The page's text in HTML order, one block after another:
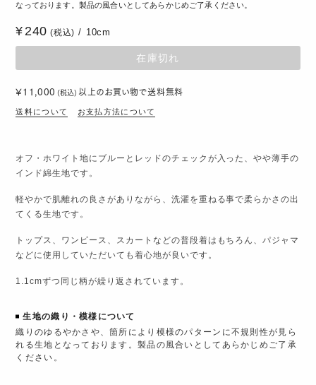
なっております。製品の風合いとしてあらかじめご了承ください。
240 (税込) 10cm
在庫切れ
¥11,000 (税込) 以上のお買い物で送料無料
送料について お支払方法について
オフ・ホワイト地にブルーとレッドのチェックが入った、やや薄手の
インド綿生地です。
軽やかで肌離れの良さがありながら、洗濯を重ねる事で柔らかさの出
てくる生地です。
トップス、ワンピース、スカートなどの普段着はもちろん、パジャマ
などに使用していただいても着心地が良いです。
1.1cmずつ同じ柄が繰り返されています。
生地の織り・模様について
織りのゆるやかさや、箇所により模様のパターンに不規則性が見ら
れる生地となっております。製品の風合いとしてあらかじめご了承
ください。